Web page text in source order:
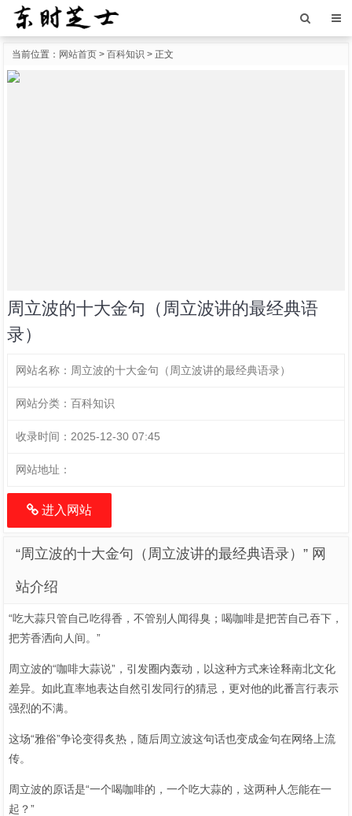
当前位置： 网站首页 > 百科知识 > 正文
周立波的十大金句（周立波讲的最经典语
录）
网站名称： 周立波的十大金句（周立波讲的最经典语录）
网站分类： 百科知识
收录时间： 2025-12-30 07:45
网站地址：
进入网站
“周立波的十大金句（周立波讲的最经典语录）” 网
站介绍
“吃大蒜只管自己吃得香，不管别人闻得臭；喝咖啡是把苦自己吞下，
把芳香洒向人间。”
周立波的“咖啡大蒜说”，引发圈内轰动，以这种方式来诠释南北文化
差异。如此直率地表达自然引发同行的猜忌，更对他的此番言行表示
强烈的不满。
这场“雅俗”争论变得炙热，随后周立波这句话也变成金句在网络上流
传。
周立波的原话是“一个喝咖啡的，一个吃大蒜的，这两种人怎能在一
起？”